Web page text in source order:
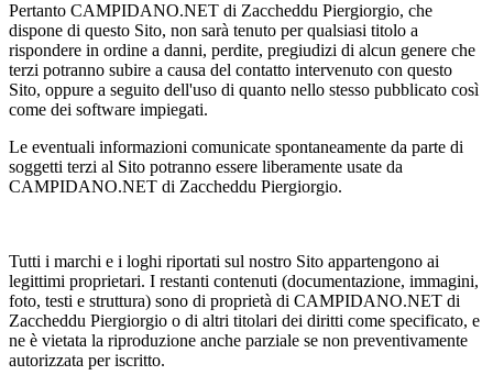
Pertanto CAMPIDANO.NET di Zaccheddu Piergiorgio, che
dispone di questo Sito, non sarà tenuto per qualsiasi titolo a
rispondere in ordine a danni, perdite, pregiudizi di alcun genere che
terzi potranno subire a causa del contatto intervenuto con questo
Sito, oppure a seguito dell'uso di quanto nello stesso pubblicato così
come dei software impiegati.
Le eventuali informazioni comunicate spontaneamente da parte di
soggetti terzi al Sito potranno essere liberamente usate da
CAMPIDANO.NET di Zaccheddu Piergiorgio.
Tutti i marchi e i loghi riportati sul nostro Sito appartengono ai
legittimi proprietari. I restanti contenuti (documentazione, immagini,
foto, testi e struttura) sono di proprietà di CAMPIDANO.NET di
Zaccheddu Piergiorgio o di altri titolari dei diritti come specificato, e
ne è vietata la riproduzione anche parziale se non preventivamente
autorizzata per iscritto.